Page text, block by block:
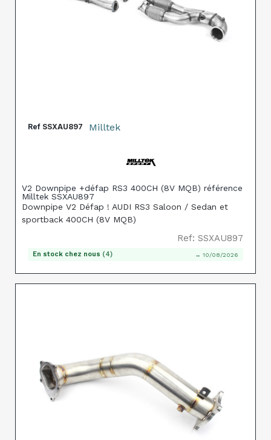
Ref SSXAU897 Milltek
V2 Downpipe +défap RS3 400CH (8V MQB) référence
Milltek SSXAU897
Downpipe V2 Défap ! AUDI RS3 Saloon / Sedan et
sportback 400CH (8V MQB)
Ref: SSXAU897
En stock chez nous (4) → 10/08/2026